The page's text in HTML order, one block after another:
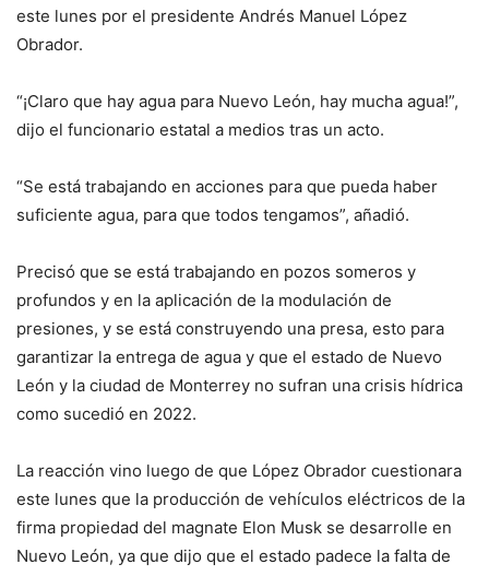
este lunes por el presidente Andrés Manuel López
Obrador.
“¡Claro que hay agua para Nuevo León, hay mucha agua!”,
dijo el funcionario estatal a medios tras un acto.
“Se está trabajando en acciones para que pueda haber
suficiente agua, para que todos tengamos”, añadió.
Precisó que se está trabajando en pozos someros y
profundos y en la aplicación de la modulación de
presiones, y se está construyendo una presa, esto para
garantizar la entrega de agua y que el estado de Nuevo
León y la ciudad de Monterrey no sufran una crisis hídrica
como sucedió en 2022.
La reacción vino luego de que López Obrador cuestionara
este lunes que la producción de vehículos eléctricos de la
firma propiedad del magnate Elon Musk se desarrolle en
Nuevo León, ya que dijo que el estado padece la falta de